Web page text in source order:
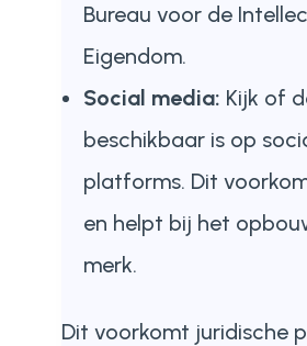
Bureau voor de
Eigendom.
Social media: Kijk of
beschikbaar is op
platforms. Dit
en helpt bij het
merk.
Dit voorkomt juridische